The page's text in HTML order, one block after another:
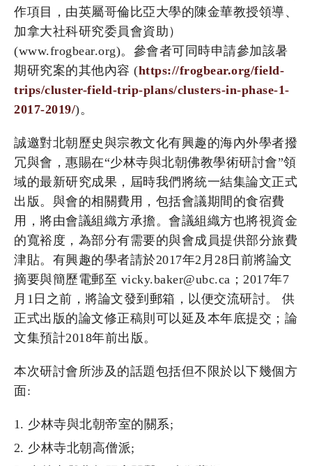
作項目，由英屬哥倫比亞大學的陳金華教授領導、
加拿大社科研究委員會資助）
(www.frogbear.org)。參會者可同時申請參加該暑
期研究案的其他內容 (https://frogbear.org/field-
trips/cluster-field-trip-plans/clusters-in-phase-1-
2017-2019/)。
誠邀對北朝歷史與宗教文化有興趣的海內外學者撥
冗與會，惠賜在“少林寺與北朝佛教學術研討會”領
域的最新研究成果，屆時我們將統一結集論文正式
出版。與會的相關費用，包括會議期間的食宿費
用，將由會議組織方承擔。會議組織方也將視資金
的寬裕度，為部分有需要的與會成員提供部分旅費
津貼。有興趣的學者請於2017年2月28日前將論文
摘要與簡歷電郵至 vicky.baker@ubc.ca；2017年7
月1日之前，將論文發到郵箱，以便交流研討。 供
正式出版的論文修正稿則可以延及本年底提交；論
文集預計2018年前出版。
本次研討會所涉及的話題包括但不限於以下幾個方
面:
少林寺與北朝帝室的關系;
少林寺北朝高僧派;